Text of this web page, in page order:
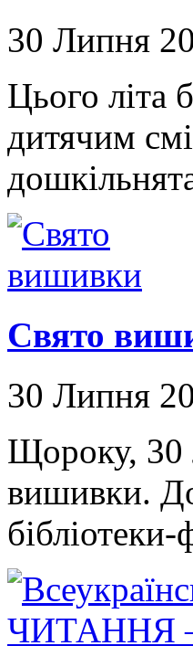
30 Липня
Цього літа
дитячим
Свято
30 Липня
Щороку, 30
вишивки. До
бібліотеки-